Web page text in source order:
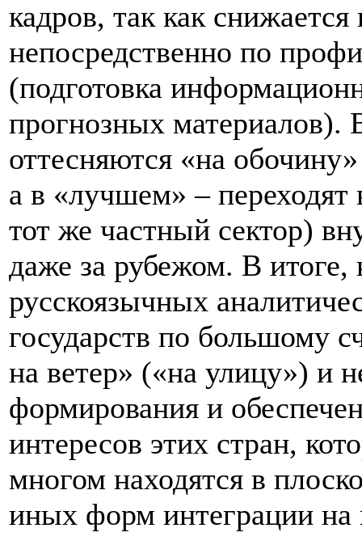
кадров, так как
непосредственно по
(подготовка
прогнозных материалов).
оттесняются «на
а в «лучшем» – переходят
тот же частный сектор)
даже за рубежом. В итоге,
русскоязычных
государств по большому
на ветер» («на улицу») и
формирования и
интересов этих стран,
многом находятся в
иных форм интеграции на